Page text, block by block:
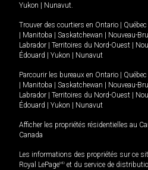
Yukon
Nunavut.
Trouver des courtiers en Ontario Québec
Manitoba Saskatchewan Nouveau-
Labrador
Territoires du Nord-Ouest
Édouard
Yukon Nunavut
Parcourir les bureaux en Ontario Québec
Manitoba Saskatchewan Nouveau-
Labrador
Territoires du Nord-Ouest
Édouard
Yukon Nunavut
Afficher les propriétés résidentielles au
Canada
Les informations des propriétés sur ce
Royal LePageMD et du service de